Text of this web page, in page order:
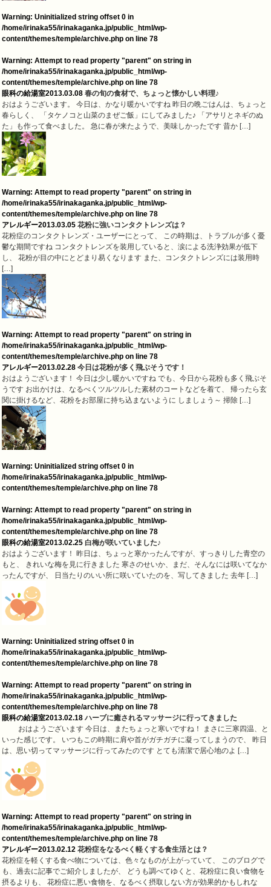
Warning: Uninitialized string offset 0 in
/home/irinaka55/irinakaganka.jp/public_html/wp-
content/themes/temple/archive.php on line 78
Warning: Attempt to read property "parent" on string in
/home/irinaka55/irinakaganka.jp/public_html/wp-
content/themes/temple/archive.php on line 78
眼科の給湯室2013.03.08 春の旬の食材で、ちょっと懐かしい料理♪
おはようございます。 今日は、かなり暖かいですね 昨日の晩ごはんは、ちょっと
春らしく、 「タケノコと山菜のまぜご飯」にしてみました♪ 「アサリとネギのぬ
た」も作って食べました。 急に春が来たようで、美味しかったです 昔か […]
Warning: Attempt to read property "parent" on string in
/home/irinaka55/irinakaganka.jp/public_html/wp-
content/themes/temple/archive.php on line 78
アレルギー2013.03.05 花粉に強いコンタクトレンズは？
花粉症のコンタクトレンズ・ユーザーにとって、 この時期は、トラブルが多く憂
鬱な期間ですね コンタクトレンズを装用していると、涙による洗浄効果が低下
し、 花粉が目の中にとどまり易くなります また、コンタクトレンズには装用時
[…]
Warning: Attempt to read property "parent" on string in
/home/irinaka55/irinakaganka.jp/public_html/wp-
content/themes/temple/archive.php on line 78
アレルギー2013.02.28 今日は花粉が多く飛ぶそうです！
おはようございます！ 今日は少し暖かいですね でも、今日から花粉も多く飛ぶそ
うです お出かけは、なるべくツルツルした素材のコートなどを着て、 帰ったら玄
関に掛けるなど、花粉をお部屋に持ち込まないように しましょう～ 掃除 […]
Warning: Uninitialized string offset 0 in
/home/irinaka55/irinakaganka.jp/public_html/wp-
content/themes/temple/archive.php on line 78
Warning: Attempt to read property "parent" on string in
/home/irinaka55/irinakaganka.jp/public_html/wp-
content/themes/temple/archive.php on line 78
眼科の給湯室2013.02.25 白梅が咲いていました♪
おはようございます！ 昨日は、ちょっと寒かったんですが、すっきりした青空の
もと、 きれいな梅を見に行きました 寒さのせいか、まだ、そんなには咲いてなか
ったんですが、 日当たりのいい所に咲いていたのを、写してきました 去年 […]
Warning: Uninitialized string offset 0 in
/home/irinaka55/irinakaganka.jp/public_html/wp-
content/themes/temple/archive.php on line 78
Warning: Attempt to read property "parent" on string in
/home/irinaka55/irinakaganka.jp/public_html/wp-
content/themes/temple/archive.php on line 78
眼科の給湯室2013.02.18 ハーブに癒されるマッサージに行ってきました
おはようございます 今日は、またちょっと寒いですね！ まさに三寒四温、と
いった感じです。 いつもこの時期に肩や首がガチガチに凝ってしまうので、 昨日
は、思い切ってマッサージに行ってみたのです とても清潔で居心地のよ […]
Warning: Attempt to read property "parent" on string in
/home/irinaka55/irinakaganka.jp/public_html/wp-
content/themes/temple/archive.php on line 78
アレルギー2013.02.12 花粉症をなるべく軽くする食生活とは？
花粉症を軽くする食べ物については、色々なものが上がっていて、 このブログで
も、過去に記事でご紹介しましたが、 どうも調べてゆくと、花粉症に良い食物を
摂るよりも、 花粉症に悪い食物を、なるべく摂取しない方が効果的かもしれな